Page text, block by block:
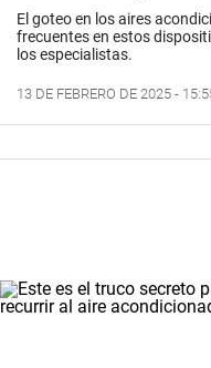
El goteo en los aires
frecuentes en estos
los especialistas.
13 DE FEBRERO DE 2025 -